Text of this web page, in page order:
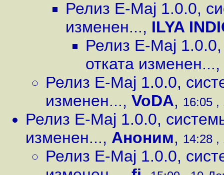
Релиз E-Maj 1.0.0,
изменен..., ILYA
Релиз E-Maj
отката изменен...,
Релиз E-Maj 1.0.0,
изменен..., VoDA, 16:05 ,
Релиз E-Maj 1.0.0,
изменен..., Аноним, 14:28 ,
Релиз E-Maj 1.0.0,